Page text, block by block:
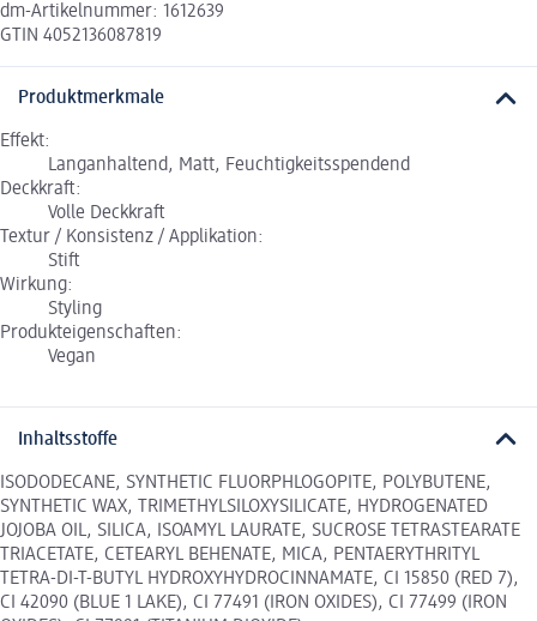
dm-Artikelnummer: 1612639
GTIN 4052136087819
Produktmerkmale
Effekt:
Langanhaltend, Matt, Feuchtigkeitsspendend
Deckkraft:
Volle Deckkraft
Textur / Konsistenz / Applikation:
Stift
Wirkung:
Styling
Produkteigenschaften:
Vegan
Inhaltsstoffe
ISODODECANE, SYNTHETIC FLUORPHLOGOPITE, POLYBUTENE,
SYNTHETIC WAX, TRIMETHYLSILOXYSILICATE, HYDROGENATED
JOJOBA OIL, SILICA, ISOAMYL LAURATE, SUCROSE TETRASTEARATE
TRIACETATE, CETEARYL BEHENATE, MICA, PENTAERYTHRITYL
TETRA-DI-T-BUTYL HYDROXYHYDROCINNAMATE, CI 15850 (RED 7),
CI 42090 (BLUE 1 LAKE), CI 77491 (IRON OXIDES), CI 77499 (IRON